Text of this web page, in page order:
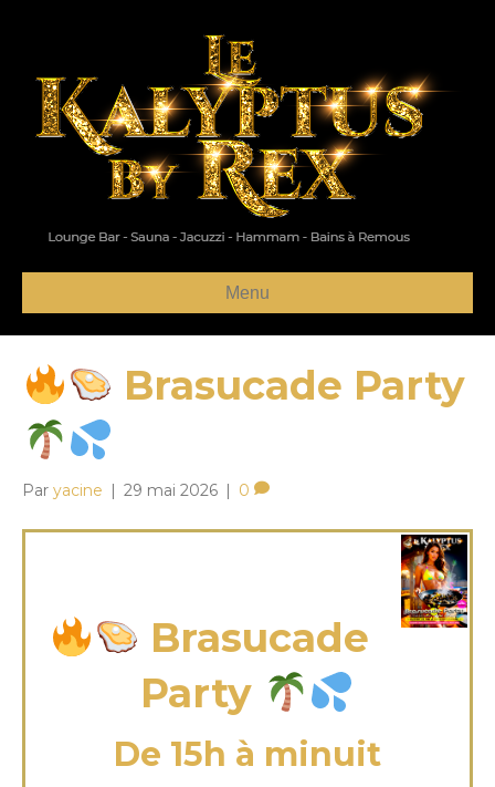
Menu
Brasucade Party
Par yacine | 29 mai 2026 | 0
Brasucade
Party
De 15h à minuit